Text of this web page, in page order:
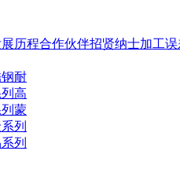
历程合作伙伴招贤纳士加工误
耐
高
蒙
列
列